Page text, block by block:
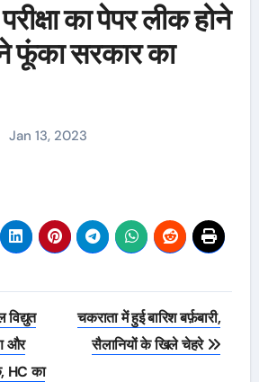
परीक्षा का पेपर लीक होने
फूंका सरकार का
Jan 13, 2023
और
HC का
चकराता में हुई बारिश बर्फ़बारी,
सैलानियों के खिले चेहरे